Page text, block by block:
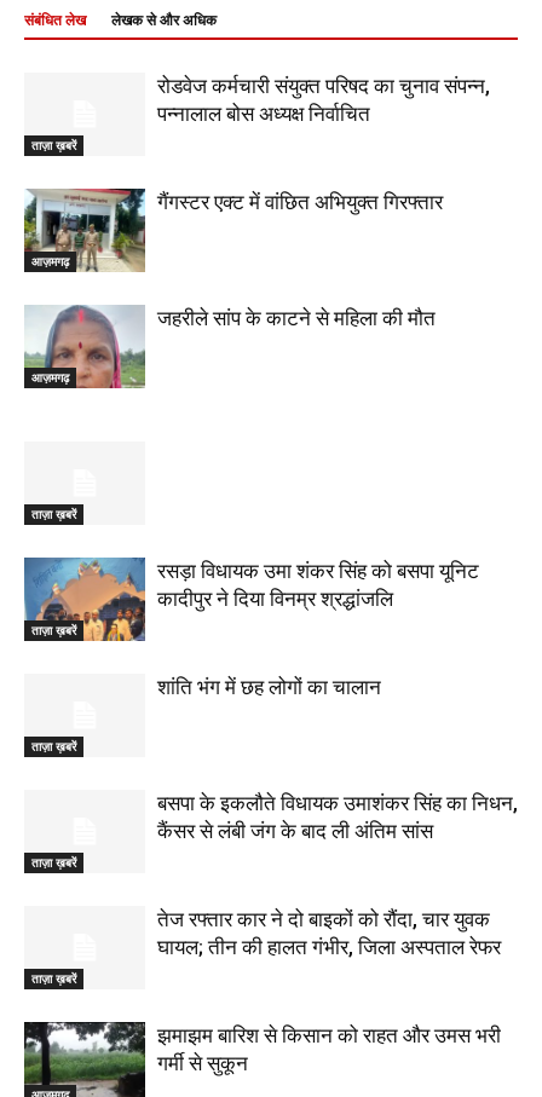
संबंधित लेख लेखक से और अधिक
ताज़ा ख़बरें
रोडवेज कर्मचारी संयुक्त परिषद का चुनाव संपन्न,
पन्नालाल बोस अध्यक्ष निर्वाचित
आज़मगढ़
गैंगस्टर एक्ट में वांछित अभियुक्त गिरफ्तार
आज़मगढ़
जहरीले सांप के काटने से महिला की मौत
ताज़ा ख़बरें
ताज़ा ख़बरें
रसड़ा विधायक उमा शंकर सिंह को बसपा यूनिट
कादीपुर ने दिया विनम्र श्रद्धांजलि
ताज़ा ख़बरें
शांति भंग में छह लोगों का चालान
ताज़ा ख़बरें
बसपा के इकलौते विधायक उमाशंकर सिंह का निधन,
कैंसर से लंबी जंग के बाद ली अंतिम सांस
ताज़ा ख़बरें
तेज रफ्तार कार ने दो बाइकों को रौंदा, चार युवक
घायल; तीन की हालत गंभीर, जिला अस्पताल रेफर
झमाझम बारिश से किसान को राहत और उमस भरी
गर्मी से सुकून